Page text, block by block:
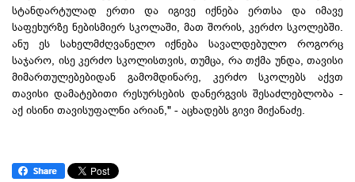
სტანდარტულად ერთი და იგივე იქნება ერთსა და იმავე
საფეხურზე ნებისმიერ სკოლაში, მათ შორის, კერძო სკოლებში.
ანუ ეს სახელმძღვანელო იქნება სავალდებულო როგორც
საჯარო, ისე კერძო სკოლისთვის, თუმცა, რა თქმა უნდა, თავისი
მიმართულებებიდან გამომდინარე, კერძო სკოლებს აქვთ
თავისი დამატებითი რესურსების დანერგვის შესაძლებლობა -
აქ ისინი თავისუფალნი არიან," - აცხადებს გივი მიქანაძე.